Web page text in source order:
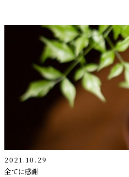
2021.10.29
全てに感謝